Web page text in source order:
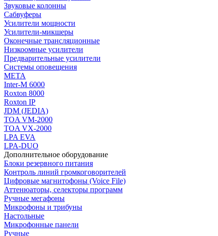
Звуковые колонны
Сабвуферы
Усилители мощности
Усилители-микшеры
Оконечные трансляционные
Низкоомные усилители
Предварительные усилители
Системы оповещения
МЕТА
Inter-M 6000
Roxton 8000
Roxton IP
JDM (JEDIA)
TOA VM-2000
TOA VX-2000
LPA EVA
LPA-DUO
Дополнительное оборудование
Блоки резервного питания
Контроль линий громкоговорителей
Цифровые магнитофоны (Voice File)
Аттенюаторы, селекторы программ
Ручные мегафоны
Микрофоны и трибуны
Настольные
Микрофонные панели
Ручные